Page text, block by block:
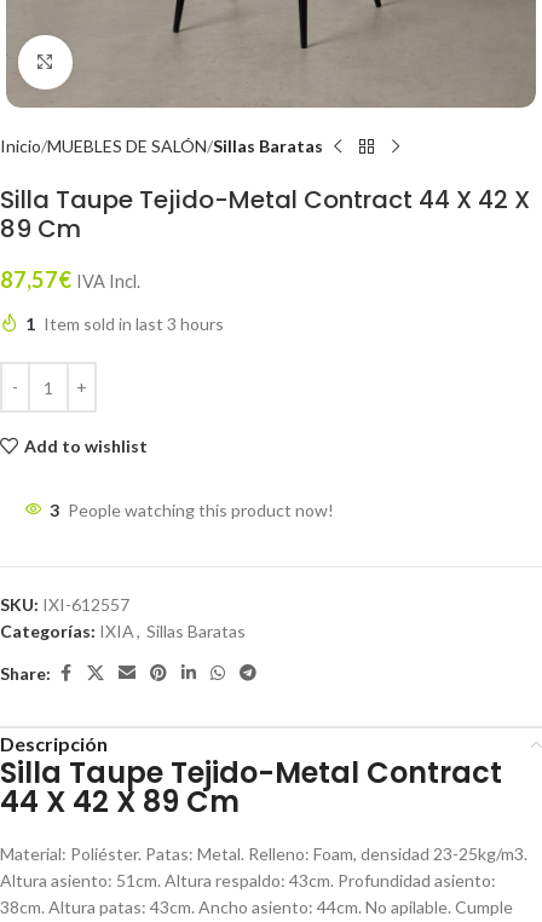
Click to enlarge
Inicio MUEBLES DE SALÓN Sillas Baratas
Silla Taupe Tejido-Metal Contract 44 X 42 X
89 Cm
87,57€ IVA Incl.
1 Item sold in last 3 hours
Add to wishlist
3 People watching this product now!
SKU: IXI-612557
Categorías: IXIA, Sillas Baratas
Share:
Descripción
Silla Taupe Tejido-Metal Contract
44 X 42 X 89 Cm
Material: Poliéster. Patas: Metal. Relleno: Foam, densidad 23-25kg/m3.
Altura asiento: 51cm. Altura respaldo: 43cm. Profundidad asiento:
38cm. Altura patas: 43cm. Ancho asiento: 44cm. No apilable. Cumple